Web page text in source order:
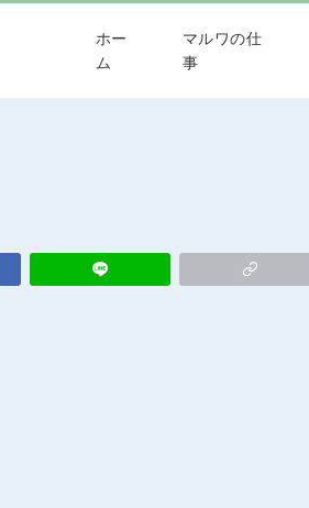
ホー
ム
マルワの仕
事